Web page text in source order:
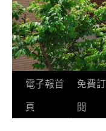
跳
至
電子報首
頁
免費訂
閱